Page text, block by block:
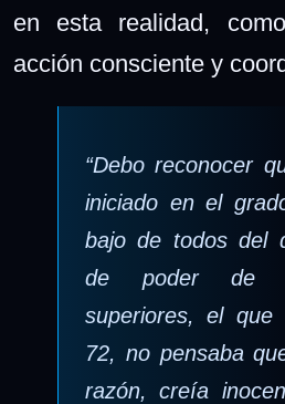
en esta realidad,
acción consciente y
“Debo reconocer
iniciado en el
bajo de todos del
de poder de
superiores, el
72, no pensaba
razón, creía